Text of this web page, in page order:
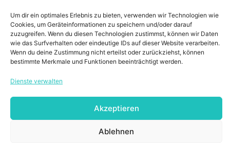
Um dir ein optimales Erlebnis zu bieten, verwenden wir Technologien wie
Cookies, um Geräteinformationen zu speichern und/oder darauf
zuzugreifen. Wenn du diesen Technologien zustimmst, können wir Daten
wie das Surfverhalten oder eindeutige IDs auf dieser Website verarbeiten.
Wenn du deine Zustimmung nicht erteilst oder zurückziehst, können
bestimmte Merkmale und Funktionen beeinträchtigt werden.
Dienste verwalten
Akzeptieren
Ablehnen
Datenschutzerklärung
Anrufen E-Mail